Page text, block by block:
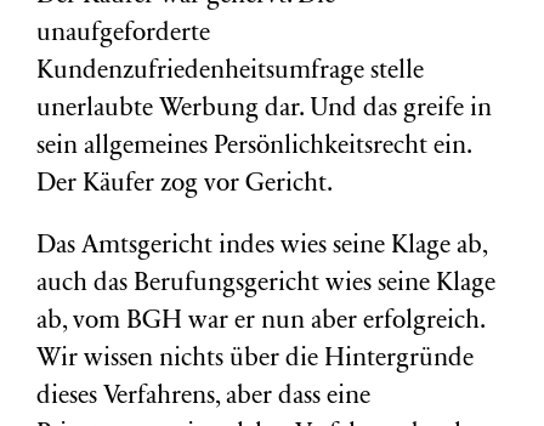
unaufgeforderte
Kundenzufriedenheitsumfrage stelle
unerlaubte Werbung dar. Und das greife in
sein allgemeines Persönlichkeitsrecht ein.
Der Käufer zog vor Gericht.
Das Amtsgericht indes wies seine Klage ab,
auch das Berufungsgericht wies seine Klage
ab, vom BGH war er nun aber erfolgreich.
Wir wissen nichts über die Hintergründe
dieses Verfahrens, aber dass eine